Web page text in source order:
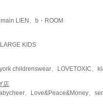
LIEN、b・ROOM
KIDS
childrenswear、LOVETOXIC、
店
、Love&Peace&Money、